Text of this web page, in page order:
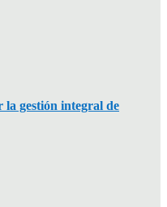
la gestión integral de